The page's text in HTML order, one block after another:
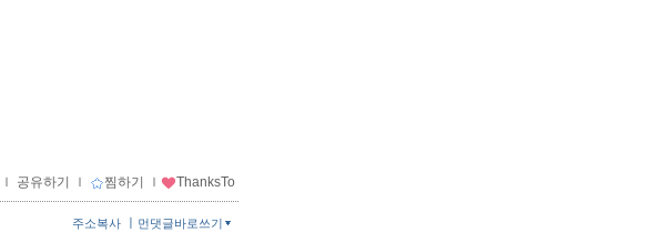
ｌ 공유하기 ｌ 찜하기 ｌ ThanksTo
먼댓글바로쓰기
주소복사